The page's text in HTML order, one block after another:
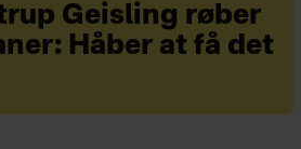
Geisling røber
Håber at få det